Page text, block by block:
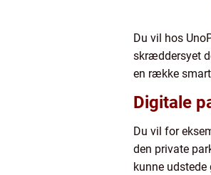
Du vil hos
skræddersyet
en række
Digitale
Du vil for
den private
kunne